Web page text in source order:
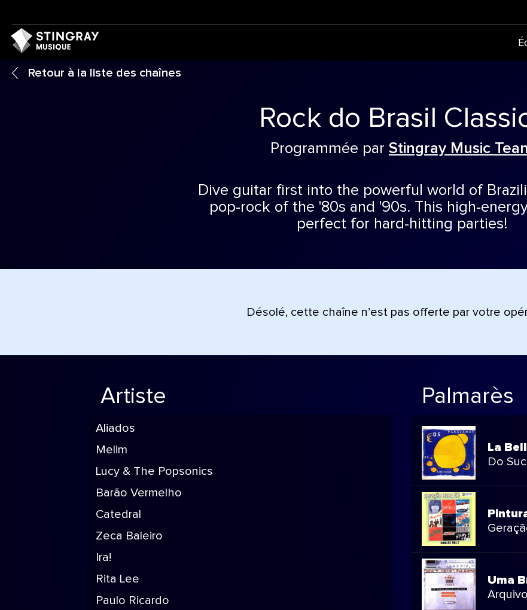
Retour à la liste des chaînes
Rock do Brasil
Programmée par Stingray Music
Dive guitar first into the powerful world of
pop-rock of the '80s and '90s. This high-
perfect for hard-hitting parties!
Désolé, cette chaîne n’est pas offerte par votre
Artiste
Aliados
Melim
Lucy & The Popsonics
Barão Vermelho
Catedral
Zeca Baleiro
Ira!
Rita Lee
Paulo Ricardo
Palmarès
La
Do
Uma